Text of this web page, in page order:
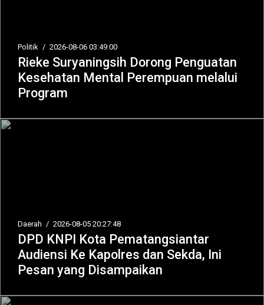
Politik / 2026-08-06 03:49:00
Rieke Suryaningsih Dorong Penguatan
Kesehatan Mental Perempuan melalui
Program
Daerah / 2026-08-05 20:27:48
DPD KNPI Kota Pematangsiantar
Audiensi Ke Kapolres dan Sekda, Ini
Pesan yang Disampaikan